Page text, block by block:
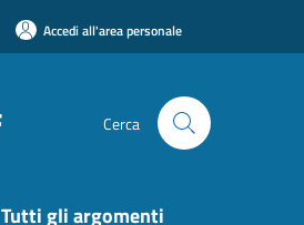
Accedi all'area personale
Cerca
Tutti gli argomenti